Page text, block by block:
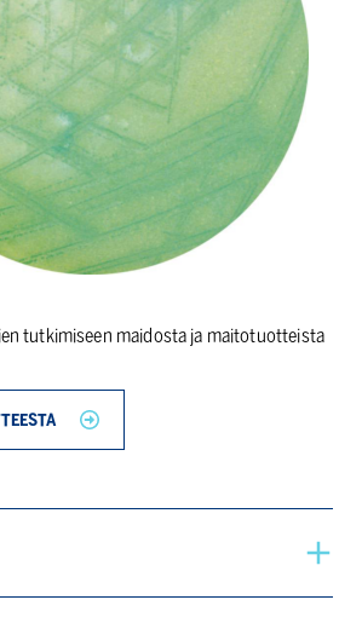
tutkimiseen maidosta ja maitotuotteista